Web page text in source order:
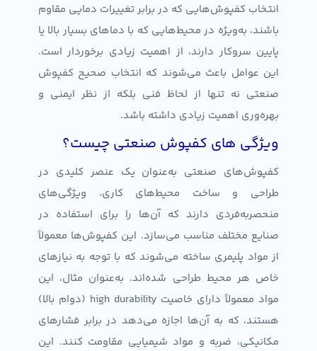
انتخاب کفپوش‌هایی که در برابر تغییرات دمایی مقاوم
باشند، به‌ویژه در محیط‌هایی که با دماهای بسیار بالا یا
پایین سروکار دارند، از اهمیت زیادی برخوردار است.
این عوامل باعث می‌شوند که انتخاب صحیح کفپوش
صنعتی نه تنها از لحاظ فنی بلکه از نظر ایمنی و
بهره‌وری اهمیت زیادی داشته باشد.
ویژگی های کفپوش صنعتی چیست؟
کفپوش‌های صنعتی به‌عنوان یک عنصر کلیدی در
طراحی و ساخت محیط‌های کاری، ویژگی‌های
منحصربه‌فردی دارند که آن‌ها را برای استفاده در
صنایع مختلف مناسب می‌سازد. این کفپوش‌ها معمولاً
از مواد پلیمری ساخته می‌شوند که با توجه به نیازهای
خاص هر محیط طراحی شده‌اند. به‌عنوان مثال، این
مواد معمولاً دارای خاصیت high durability (دوام بالا)
هستند، که به آن‌ها اجازه می‌دهد در برابر فشارهای
مکانیکی، ضربه و مواد شیمیایی مقاومت کنند. این